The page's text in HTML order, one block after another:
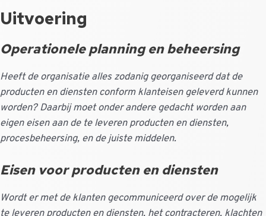
Uitvoering
Operationele planning en beheersing
Heeft de organisatie alles zodanig georganiseerd dat de
producten en diensten conform klanteisen geleverd kunnen
worden? Daarbij moet onder andere gedacht worden aan
eigen eisen aan de te leveren producten en diensten,
procesbeheersing, en de juiste middelen.
Eisen voor producten en diensten
Wordt er met de klanten gecommuniceerd over de mogelijk
te leveren producten en diensten, het contracteren, klachten